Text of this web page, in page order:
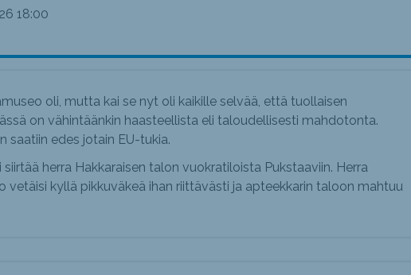
18:00
oli, mutta kai se nyt oli kaikille selvää, että tuollaisen
on vähintäänkin haasteellista eli taloudellisesti mahdotonta.
saatiin edes jotain EU-tukia.
herra Hakkaraisen talon vuokratiloista Pukstaaviin. Herra
vetäisi kyllä pikkuväkeä ihan riittävästi ja apteekkarin taloon mahtuu